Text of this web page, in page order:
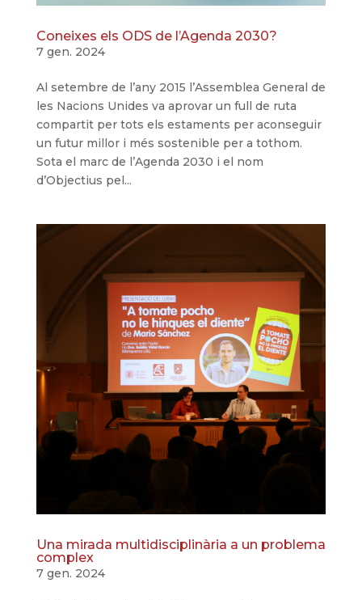
Coneixes els ODS de l’Agenda 2030?
7 gen. 2024
Al setembre de l’any 2015 l’Assemblea General de
les Nacions Unides va aprovar un full de ruta
compartit per tots els estaments per aconseguir
un futur millor i més sostenible per a tothom.
Sota el marc de l’Agenda 2030 i el nom
d’Objectius pel...
Una mirada multidisciplinària a un problema
complex
7 gen. 2024